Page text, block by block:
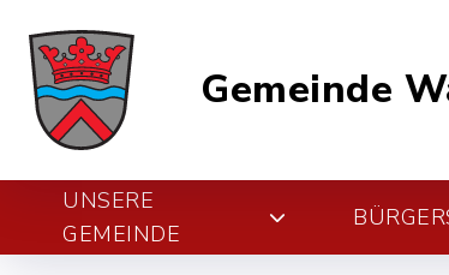
Gemeinde
UNSERE
GEMEINDE